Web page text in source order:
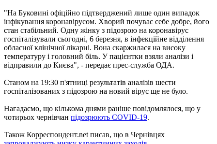
"На Буковині офіційно підтверджений лише один випадок
інфікування коронавірусом. Хворий почуває себе добре, його
стан стабільний. Одну жінку з підозрою на коронавірус
госпіталізували сьогодні, 6 березня, в інфекційне відділення
обласної клінічної лікарні. Вона скаржилася на високу
температуру і головний біль. У пацієнтки взяли аналізи і
відправили до Києва", - передає прес-служба ОДА.
Станом на 19:30 п'ятниці результатів аналізів шести
госпіталізованих з підозрою на новий вірус ще не було.
Нагадаємо, що кількома днями раніше повідомлялося, що у
чотирьох чернівчан підозрюють COVID-19.
Також Корреспондент.net писав, що в Чернівцях